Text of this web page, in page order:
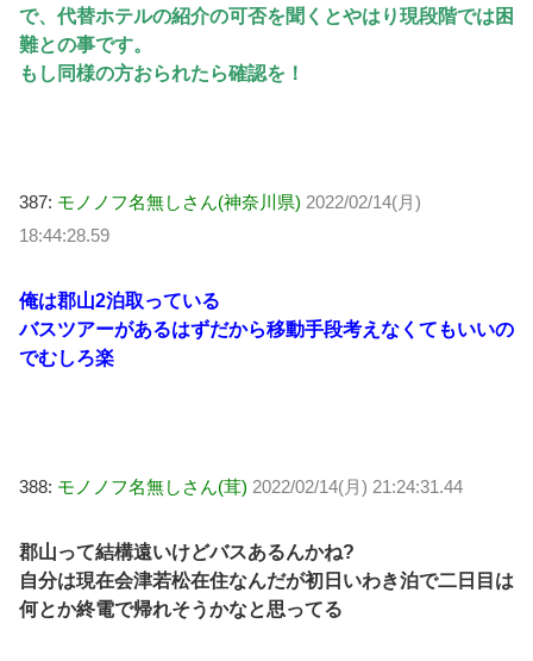
で、代替ホテルの紹介の可否を聞くとやはり現段階では困
難との事です。
もし同様の方おられたら確認を！
387: モノノフ名無しさん(神奈川県) 2022/02/14(月)
18:44:28.59
俺は郡山2泊取っている
バスツアーがあるはずだから移動手段考えなくてもいいの
でむしろ楽
388: モノノフ名無しさん(茸) 2022/02/14(月) 21:24:31.44
郡山って結構遠いけどバスあるんかね?
自分は現在会津若松在住なんだが初日いわき泊で二日目は
何とか終電で帰れそうかなと思ってる